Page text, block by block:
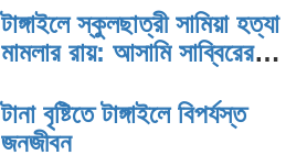
টাঙ্গাইলে স্কুলছাত্রী সামিয়া হত্যা
মামলার রায়: আসামি সাব্বিরের
টানা বৃষ্টিতে টাঙ্গাইলে বিপর্যস্ত
জনজীবন